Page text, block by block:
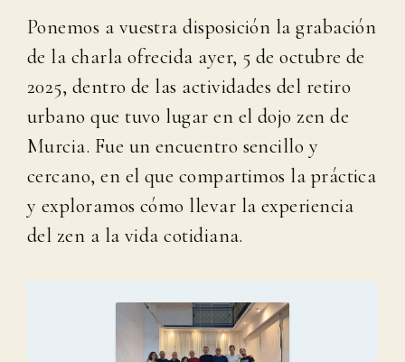
Ponemos a vuestra disposición la grabación
de la charla ofrecida ayer, 5 de octubre de
2025, dentro de las actividades del retiro
urbano que tuvo lugar en el dojo zen de
Murcia. Fue un encuentro sencillo y
cercano, en el que compartimos la práctica
y exploramos cómo llevar la experiencia
del zen a la vida cotidiana.